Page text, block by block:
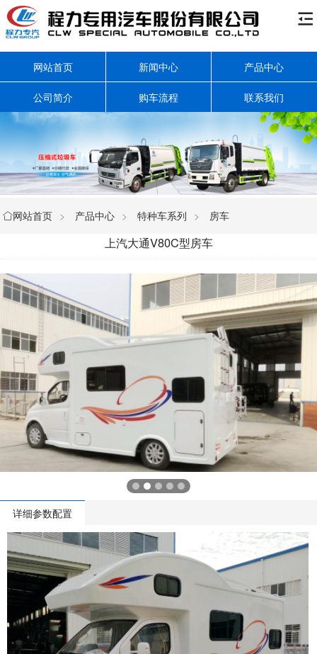

网站首页 新闻中心 产品中心
公司简介 购车流程 联系我们
网站首页 > 产品中心 > 特种车系列 > 房车
上汽大通V80C型房车
详细参数配置